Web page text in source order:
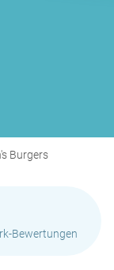
Burgers
Bewertungen